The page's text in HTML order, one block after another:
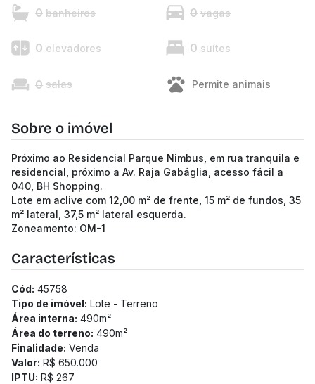
0 banheiros 0 vagas
0 elevadores 0 suítes
0 salas Permite animais
Sobre o imóvel
Próximo ao Residencial Parque Nimbus, em rua tranquila e
residencial, próximo a Av. Raja Gabáglia, acesso fácil a
040, BH Shopping.
Lote em aclive com 12,00 m² de frente, 15 m² de fundos, 35
m² lateral, 37,5 m² lateral esquerda.
Zoneamento: OM-1
Características
Cód: 45758
Tipo de imóvel: Lote - Terreno
Área interna: 490m²
Área do terreno: 490m²
Finalidade: Venda
Valor: R$ 650.000
IPTU: R$ 267